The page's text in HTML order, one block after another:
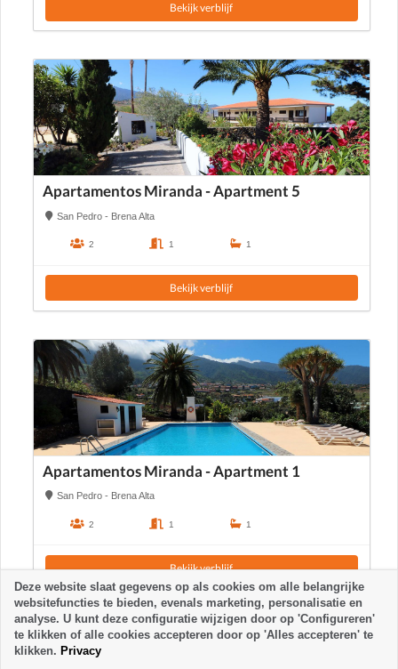
Bekijk verblijf
Apartamentos Miranda - Apartment 5
San Pedro - Brena Alta
2 1 1
Bekijk verblijf
Apartamentos Miranda - Apartment 1
San Pedro - Brena Alta
2 1 1
Bekijk verblijf
Deze website slaat gegevens op als cookies om alle belangrijke
websitefuncties te bieden, evenals marketing, personalisatie en
analyse. U kunt deze configuratie wijzigen door op 'Configureren'
te klikken of alle cookies accepteren door op 'Alles accepteren' te
klikken. Privacy